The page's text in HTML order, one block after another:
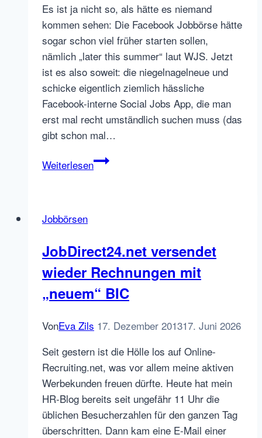
Es ist ja nicht so, als hätte es niemand
kommen sehen: Die Facebook Jobbörse hätte
sogar schon viel früher starten sollen,
nämlich „later this summer“ laut WJS. Jetzt
ist es also soweit: die niegelnagelneue und
schicke eigentlich ziemlich hässliche
Facebook-interne Social Jobs App, die man
erst mal recht umständlich suchen muss (das
gibt schon mal…
WeiterlesenHuch
da!
Jobbörsen
JobDirect24.net versendet
wieder Rechnungen mit
„neuem“ BIC
VonEva Zils 17. Dezember 201317. Juni 2026
Seit gestern ist die Hölle los auf Online-
Recruiting.net, was vor allem meine aktiven
Werbekunden freuen dürfte. Heute hat mein
HR-Blog bereits seit ungefähr 11 Uhr die
üblichen Besucherzahlen für den ganzen Tag
überschritten. Dann kam eine E-Mail einer